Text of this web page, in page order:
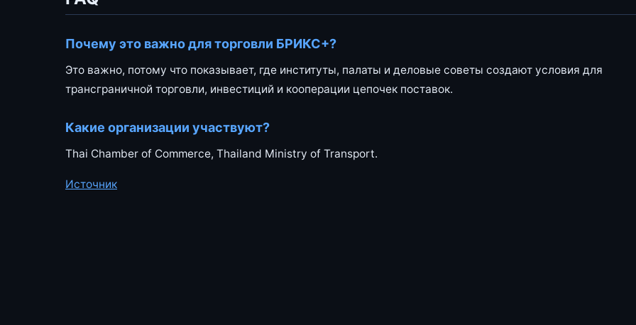
Почему это важно для торговли БРИКС+?
Это важно, потому что показывает, где институты, палаты и деловые советы создают условия для
трансграничной торговли, инвестиций и кооперации цепочек поставок.
Какие организации участвуют?
Thai Chamber of Commerce, Thailand Ministry of Transport.
Источник